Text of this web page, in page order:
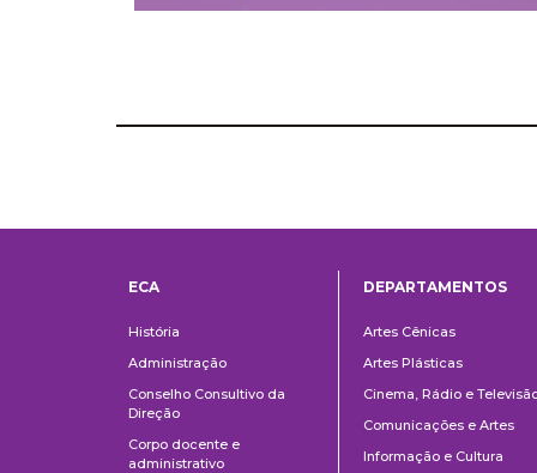
ECA
História
Administração
Conselho Consultivo da
Direção
Corpo docente e
administrativo
DEPARTAMENTOS
Artes Cênicas
Artes Plásticas
Cinema, Rádio e
Comunicações e Artes
Informação e Cultura